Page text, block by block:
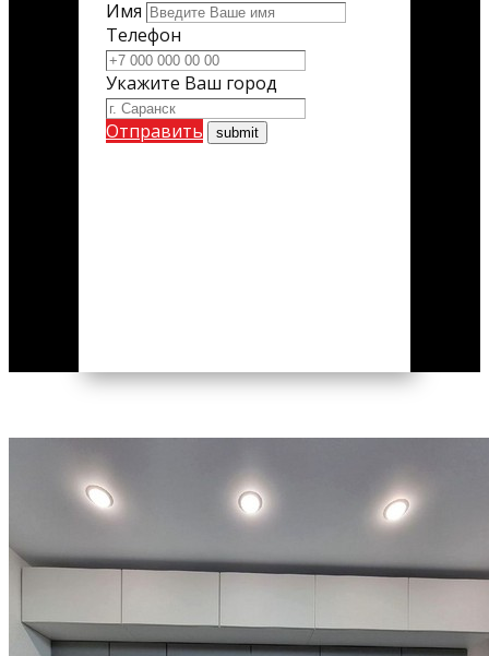
Имя
Телефон
Укажите Ваш город
Отправить